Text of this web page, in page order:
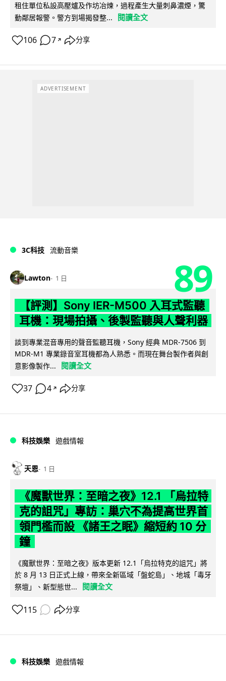
租住單位私設高壓爐及作坊冶煉，過程產生大量刺鼻濃煙，驚
動鄰居報警。警方到場揭發整...
閱讀全文
106 7 ↗ 分享
ADVERTISEMENT
3C科技 流動音樂
Lawton 1 日 89
【評測】Sony IER-M500 入耳式監聽
耳機：現場拍攝、後製監聽與人聲利器
談到專業混音專用的聲音監聽耳機，Sony 經典 MDR-7506 到
MDR-M1 專業錄音室耳機都為人熟悉。而現在舞台製作者與創
意影像製作...
閱讀全文
37 4 ↗ 分享
科技娛樂 遊戲情報
天恩 1 日
《魔獸世界：至暗之夜》12.1 「烏拉特
克的詛咒」專訪：巢穴不為提高世界首
領門檻而設 《諸王之眠》縮短約 10 分
鐘
《魔獸世界：至暗之夜》版本更新 12.1「烏拉特克的詛咒」將
於 8 月 13 日正式上線，帶來全新區域「盤蛇島」、地城「毒牙
祭壇」、新型態世...
閱讀全文
115 分享
科技娛樂 遊戲情報